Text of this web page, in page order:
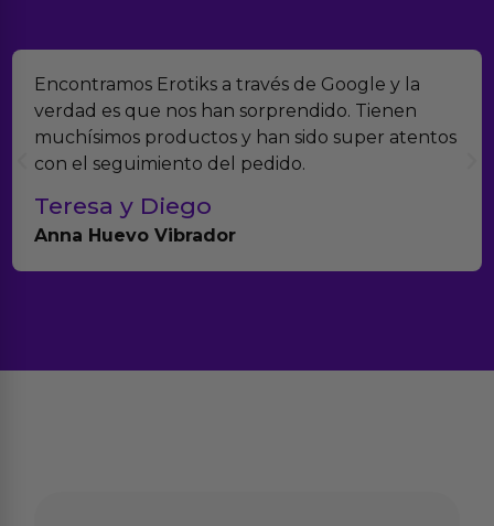
Suelo comprar en tiendas eróticas online, y
Erotiks es una de las que más me gustan. No he
tenido nunca ningún problema con los
productos.
Paula A.
Brightpurple Vibrador y Rotador